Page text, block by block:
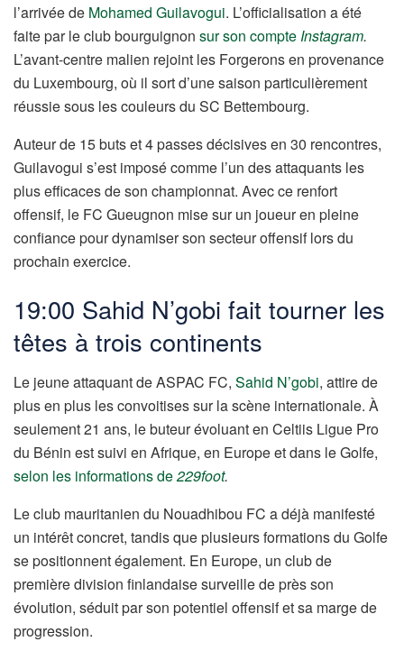
l’arrivée de Mohamed Guilavogui. L’officialisation a été
faite par le club bourguignon sur son compteInstagram.
L’avant-centre malien rejoint les Forgerons en provenance
du Luxembourg, où il sort d’une saison particulièrement
réussie sous les couleurs du SC Bettembourg.
Auteur de 15 buts et 4 passes décisives en 30 rencontres,
Guilavogui s’est imposé comme l’un des attaquants les
plus efficaces de son championnat. Avec ce renfort
offensif, le FC Gueugnon mise sur un joueur en pleine
confiance pour dynamiser son secteur offensif lors du
prochain exercice.
19:00 Sahid N’gobi fait tourner les
têtes à trois continents
Le jeune attaquant de ASPAC FC, Sahid N’gobi, attire de
plus en plus les convoitises sur la scène internationale. À
seulement 21 ans, le buteur évoluant en Celtiis Ligue Pro
du Bénin est suivi en Afrique, en Europe et dans le Golfe,
selon les informations de229foot.
Le club mauritanien du Nouadhibou FC a déjà manifesté
un intérêt concret, tandis que plusieurs formations du Golfe
se positionnent également. En Europe, un club de
première division finlandaise surveille de près son
évolution, séduit par son potentiel offensif et sa marge de
progression.